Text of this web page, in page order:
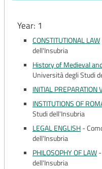
Year: 1
CONSTITUTIONAL LAW
dell'Insubria
History of Medieval
Università degli Studi
INITIAL PREPARATION
INSTITUTIONS OF
Studi dell'Insubria
LEGAL ENGLISH-
dell'Insubria
PHILOSOPHY OF LAW-
dell'Insubria